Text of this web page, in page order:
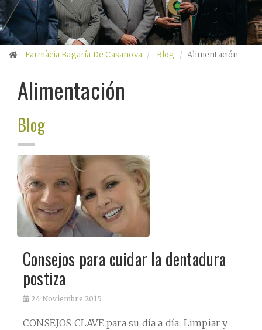
Promociones
Encargo
fórmulas
Farmàcia Bagaría De Casanova Blog Alimentación
Alimentación
Blog
Consejos para cuidar la dentadura
postiza
24 Noviembre 2015
CONSEJOS CLAVE para su día a día: Limpiar y